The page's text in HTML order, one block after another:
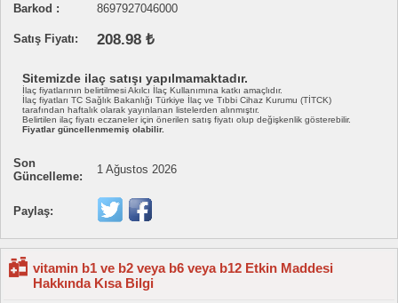
Barkod :
8697927046000
Satış Fiyatı: 208.98 ₺
Sitemizde ilaç satışı yapılmamaktadır.
İlaç fiyatlarının belirtilmesi Akılcı İlaç Kullanımına katkı amaçlıdır.
İlaç fiyatları TC Sağlık Bakanlığı Türkiye İlaç ve Tıbbi Cihaz Kurumu (TİTCK)
tarafından haftalık olarak yayınlanan listelerden alınmıştır.
Belirtilen ilaç fiyatı eczaneler için önerilen satış fiyatı olup değişkenlik gösterebilir.
Fiyatlar güncellenmemiş olabilir.
Son
Güncelleme:
1 Ağustos 2026
Paylaş:
vitamin b1 ve b2 veya b6 veya b12 Etkin Maddesi
Hakkında Kısa Bilgi